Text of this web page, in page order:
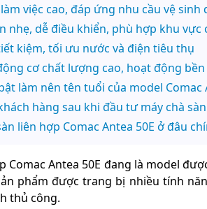
việc cao, đáp ứng nhu cầu vệ sinh
nhẹ, dễ điều khiển, phù hợp khu vực
kiệm, tối ưu nước và điện tiêu thụ
cơ chất lượng cao, hoạt động
làm nên tên tuổi của model Comac
hàng sau khi đầu tư máy chà
liên hợp Comac Antea 50E ở đâu
Comac Antea 50E đang là model
phẩm được trang bị nhiều tính
thủ công.